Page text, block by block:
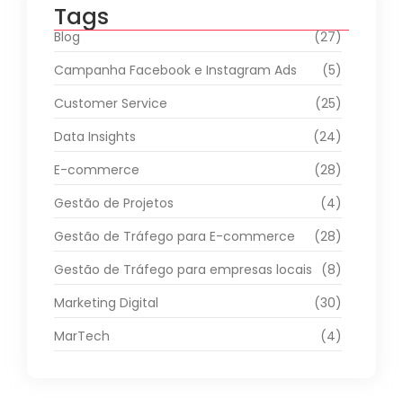
Tags
Blog
(27)
Campanha Facebook e Instagram Ads
(5)
Customer Service
(25)
Data Insights
(24)
E-commerce
(28)
Gestão de Projetos
(4)
Gestão de Tráfego para E-commerce
(28)
Gestão de Tráfego para empresas locais (8)
Marketing Digital
(30)
MarTech
(4)